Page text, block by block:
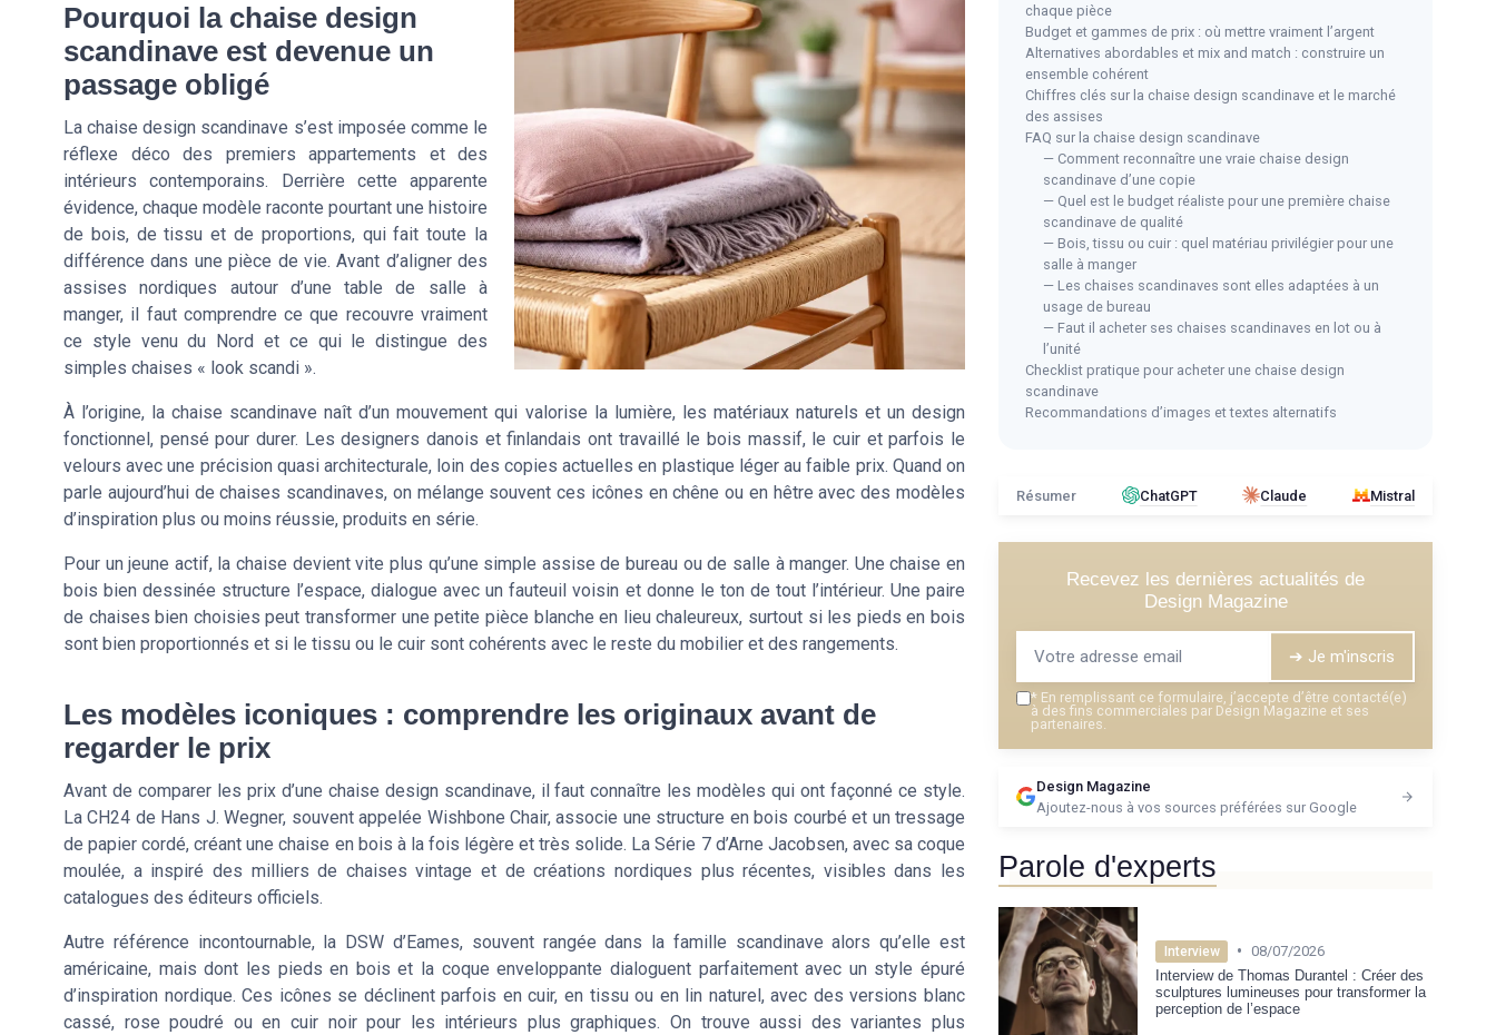
Pourquoi la chaise design
scandinave est devenue un
passage obligé
La chaise design scandinave s’est imposée comme le
réflexe déco des premiers appartements et des
intérieurs contemporains. Derrière cette apparente
évidence, chaque modèle raconte pourtant une histoire
de bois, de tissu et de proportions, qui fait toute la
différence dans une pièce de vie. Avant d’aligner des
assises nordiques autour d’une table de salle à
manger, il faut comprendre ce que recouvre vraiment
ce style venu du Nord et ce qui le distingue des
simples chaises « look scandi ».
À l’origine, la chaise scandinave naît d’un mouvement qui valorise la lumière, les matériaux naturels et un design
fonctionnel, pensé pour durer. Les designers danois et finlandais ont travaillé le bois massif, le cuir et parfois le
velours avec une précision quasi architecturale, loin des copies actuelles en plastique léger au faible prix. Quand on
parle aujourd’hui de chaises scandinaves, on mélange souvent ces icônes en chêne ou en hêtre avec des modèles
d’inspiration plus ou moins réussie, produits en série.
Pour un jeune actif, la chaise devient vite plus qu’une simple assise de bureau ou de salle à manger. Une chaise en
bois bien dessinée structure l’espace, dialogue avec un fauteuil voisin et donne le ton de tout l’intérieur. Une paire
de chaises bien choisies peut transformer une petite pièce blanche en lieu chaleureux, surtout si les pieds en bois
sont bien proportionnés et si le tissu ou le cuir sont cohérents avec le reste du mobilier et des rangements.
Les modèles iconiques : comprendre les originaux avant de
regarder le prix
Avant de comparer les prix d’une chaise design scandinave, il faut connaître les modèles qui ont façonné ce style.
La CH24 de Hans J. Wegner, souvent appelée Wishbone Chair, associe une structure en bois courbé et un tressage
de papier cordé, créant une chaise en bois à la fois légère et très solide. La Série 7 d’Arne Jacobsen, avec sa coque
moulée, a inspiré des milliers de chaises vintage et de créations nordiques plus récentes, visibles dans les
catalogues des éditeurs officiels.
Autre référence incontournable, la DSW d’Eames, souvent rangée dans la famille scandinave alors qu’elle est
américaine, mais dont les pieds en bois et la coque enveloppante dialoguent parfaitement avec un style épuré
d’inspiration nordique. Ces icônes se déclinent parfois en cuir, en tissu ou en lin naturel, avec des versions blanc
cassé, rose poudré ou en cuir noir pour les intérieurs plus graphiques. On trouve aussi des variantes plus
chaque pièce
Budget et gammes de prix : où mettre vraiment l’argent
Alternatives abordables et mix and match : construire un
ensemble cohérent
Chiffres clés sur la chaise design scandinave et le marché
des assises
FAQ sur la chaise design scandinave
— Comment reconnaître une vraie chaise design
scandinave d’une copie
— Quel est le budget réaliste pour une première chaise
scandinave de qualité
— Bois, tissu ou cuir : quel matériau privilégier pour une
salle à manger
— Les chaises scandinaves sont elles adaptées à un
usage de bureau
— Faut il acheter ses chaises scandinaves en lot ou à
l’unité
Checklist pratique pour acheter une chaise design
scandinave
Recommandations d’images et textes alternatifs
Résumer ChatGPT Claude Mistral
Recevez les dernières actualités de
Design Magazine
➔ Je m'inscris
* En remplissant ce formulaire, j’accepte d’être contacté(e)
à des fins commerciales par Design Magazine et ses
partenaires.
Design Magazine
Ajoutez-nous à vos sources préférées sur Google
Parole d'experts
Interview • 08/07/2026
Interview de Thomas Durantel : Créer des
sculptures lumineuses pour transformer la
perception de l’espace